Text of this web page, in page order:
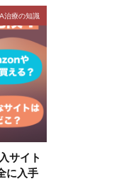
治療の知識
サイト
に入手